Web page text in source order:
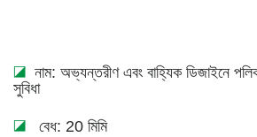
◪ নাম: অভ্যন্তরীণ এবং বাহ্যিক ডিজাইনে
সুবিধা
◪ বেধ: 20 মিমি